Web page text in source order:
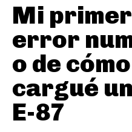
Mi
error
o de
cargué
E-87